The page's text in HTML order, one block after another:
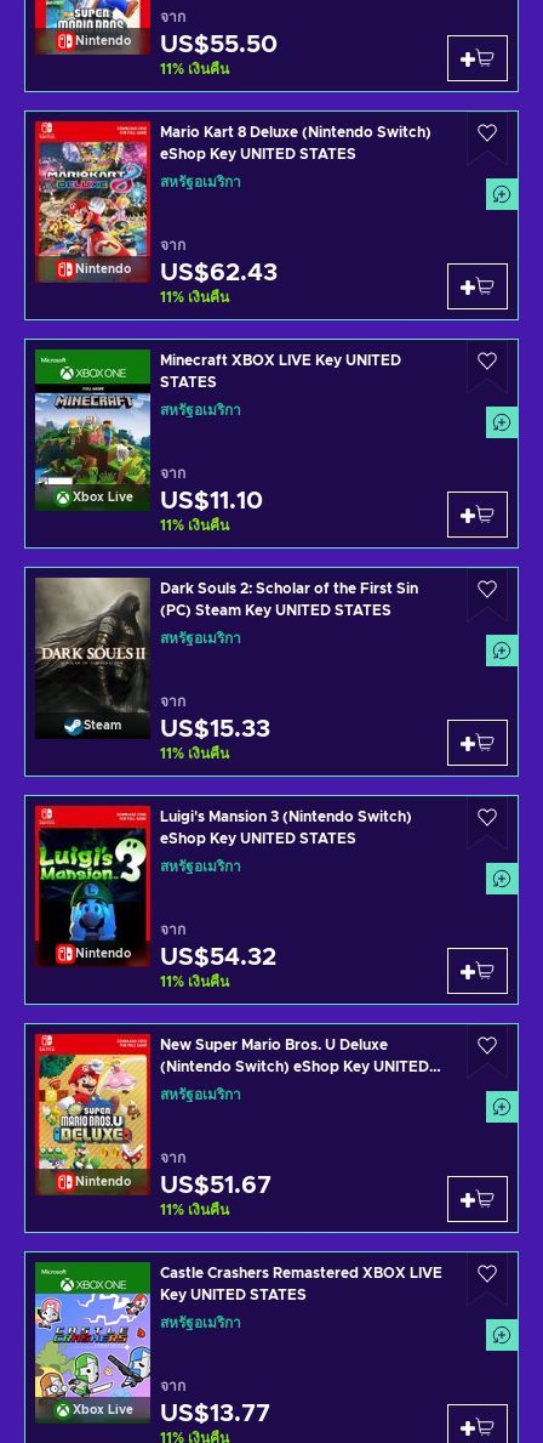
Nintendo
จาก
US$55.50
11% เงินคืน
Nintendo
Mario Kart 8 Deluxe (Nintendo Switch)
eShop Key UNITED STATES
สหรัฐอเมริกา
จาก
US$62.43
11% เงินคืน
Xbox Live
Minecraft XBOX LIVE Key UNITED
STATES
สหรัฐอเมริกา
จาก
US$11.10
11% เงินคืน
Steam
Dark Souls 2: Scholar of the First Sin
(PC) Steam Key UNITED STATES
สหรัฐอเมริกา
จาก
US$15.33
11% เงินคืน
Nintendo
Luigi's Mansion 3 (Nintendo Switch)
eShop Key UNITED STATES
สหรัฐอเมริกา
จาก
US$54.32
11% เงินคืน
Nintendo
New Super Mario Bros. U Deluxe
(Nintendo Switch) eShop Key UNITED
STATES
สหรัฐอเมริกา
จาก
US$51.67
11% เงินคืน
Xbox Live
Castle Crashers Remastered XBOX LIVE
Key UNITED STATES
สหรัฐอเมริกา
จาก
US$13.77
11% เงินคืน